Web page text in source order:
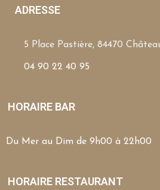
ADRESSE
5 Place Pastière, 84470
04 90 22 40 95
HORAIRE BAR
Du Mer au Dim de 9h00 à 22h00
HORAIRE RESTAURANT